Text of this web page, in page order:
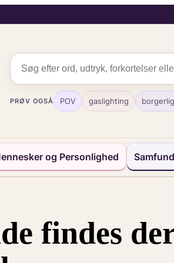
PRØV OGSÅ POV gaslighting borgerlig
og Personlighed
findes